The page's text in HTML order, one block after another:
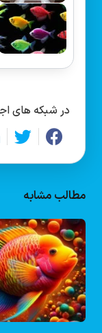
در شبکه های
مطالب مشابه